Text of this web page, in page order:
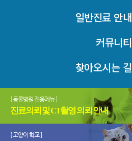
일반진료 안내
커뮤니티
찾아오시는 길
[ 동물병원 전용메뉴 ]
진료의뢰 및 CT촬영 의뢰 안내
[ 고양이 학교 ]